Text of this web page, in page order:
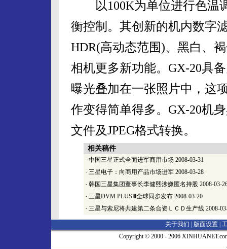
以100K为单位进行色温
衡控制。其创新的机内数字
HDR(高动态范围)、黑白、
相机更多新功能。GX-20具
曝光叠加在一张照片中，这
作变得简单得多。GX-20机
文件及JPEG格式转换。
相关稿件
· 中国三星正式全面进军商用市场 2008-03-31
· 三星电子：向商用产品市场进军 2008-03-28
· 韩国三星集团董事长李健熙涉嫌匿名持股 2008-03-
· 三星DVM PLUSⅢ全球同步发布 2008-03-20
· 三星与索尼将共建第二条合资ＬＣＤ生产线 2008-
关于我们 | 版面设置
Copyright © 2000 - 2006